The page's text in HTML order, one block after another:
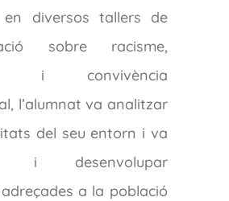
en diversos tallers de
sobre racisme,
i convivència
l’alumnat va analitzar
del seu entorn i va
i desenvolupar
a la població